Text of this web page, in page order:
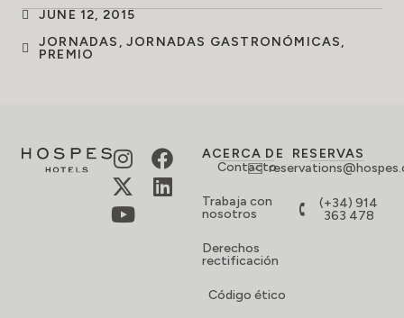
JUNE 12, 2015
JORNADAS ,JORNADAS GASTRONÓMICAS,
PREMIO
ACERCA DE
Contacto
Trabaja con
nosotros
Derechos
rectificación
Código ético
RESERVAS
(+34) 914
363 478